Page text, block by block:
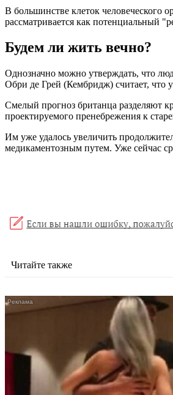
В большинстве клеток человеческого
рассматривается как потенциальный
Будем ли жить вечно?
Однозначно можно утверждать, что
Обри де Грей (Кембридж) считает, что
Смелый прогноз британца разделяют
проектируемого пренебрежения к
Им уже удалось увеличить
медикаментозным путем. Уже сейчас
Читайте также